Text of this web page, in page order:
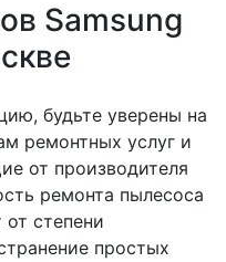
Samsung
будьте уверены на
ремонтных услуг и
от производителя
ремонта пылесоса
от степени
простых